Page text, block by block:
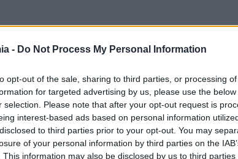
- Do Not Process My Personal Information
opt-out of the sale, sharing to third parties, or processing
for targeted advertising by us, please use the
selection. Please note that after your opt-out request is
interest-based ads based on personal information
to third parties prior to your opt-out. You may
of your personal information by third parties on the
This information may also be disclosed by us to third parties